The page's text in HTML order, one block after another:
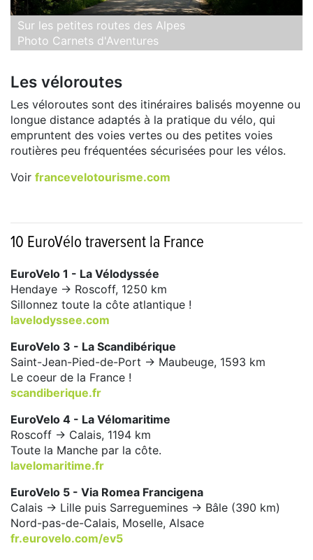
Sur les petites routes des Alpes
Photo Carnets d'Aventures
Les véloroutes
Les véloroutes sont des itinéraires balisés moyenne ou
longue distance adaptés à la pratique du vélo, qui
empruntent des voies vertes ou des petites voies
routières peu fréquentées sécurisées pour les vélos.
Voir francevelotourisme.com
10 EuroVélo traversent la France
EuroVelo 1 - La Vélodyssée
Hendaye -> Roscoff, 1250 km
Sillonnez toute la côte atlantique !
lavelodyssee.com
EuroVelo 3 - La Scandibérique
Saint-Jean-Pied-de-Port -> Maubeuge, 1593 km
Le coeur de la France !
scandiberique.fr
EuroVelo 4 - La Vélomaritime
Roscoff -> Calais, 1194 km
Toute la Manche par la côte.
lavelomaritime.fr
EuroVelo 5 - Via Romea Francigena
Calais -> Lille puis Sarreguemines -> Bâle (390 km)
Nord-pas-de-Calais, Moselle, Alsace
fr.eurovelo.com/ev5